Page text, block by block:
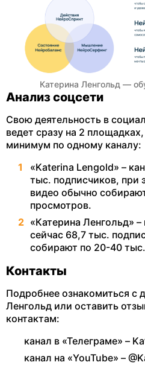
Катерина Ленгольд —
Анализ соцсети
Свою деятельность в
ведет сразу на 2
минимум по одному каналу:
«Katerina Lengold» –
тыс. подписчиков,
видео обычно
просмотров.
«Катерина Ленгольд» –
сейчас 68,7 тыс.
собирают по 20-40
Контакты
Подробнее ознакомиться с
Ленгольд или оставить
контактам:
канал в «Телеграме» –
канал на «YouTube» –